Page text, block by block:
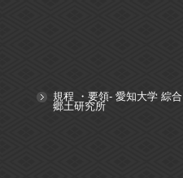
規程 ・要領- 愛知大学 綜合
郷土研究所